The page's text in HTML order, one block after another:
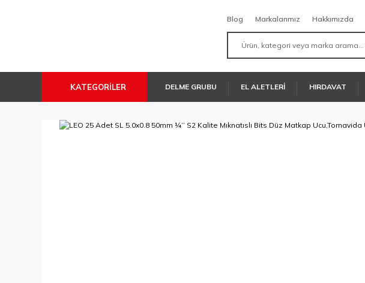
Blog Markalarımız Hakkımızda
KATEGORİLER DELME GRUBU EL ALETLERİ HIRDAVAT